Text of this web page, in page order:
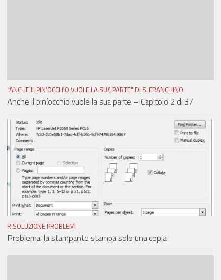
"ANCHE IL PIN'OCCHIO VUOLE LA SUA PARTE" DI S. FRANCHINO
Anche il pin’occhio vuole la sua parte – Capitolo 2 di 37
RISOLUZIONE PROBLEMI
Problema: la stampante stampa solo una copia